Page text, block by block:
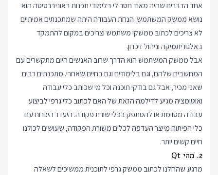
אחד הדברים שהיה מאוד חסר לי בלימודי תכנות באוניברסיטה הוא
נושא ממשק המשתמש. הנחת העבודה היתה שמתכנתים אמיתיים
לא צריכים לכתוב ממשקי משתמש וצריכים במקום להתמקד
באלגוריתמיקה וניהול זיכרון.
אבל ממשק המשתמש הוא הדרך שרוב האנשים היום מתקשרים עם
המחשבים שלהם, וגם בלימודים וגם בחיים שאחרי. מתכנתים רבים
שאני מכיר, אבל גם בודקי תוכנה וכל מי שכותב כלי עבודה
ואוטומציה מגיע לדילמה הזאת של האם לכתוב כלי גרפי לביצוע
עבודה מסוימת או להסתפק בכלי שורת פקודה. היעדר היכרות עם
כלי הפיתוח מייצר העדפה לכלים משורת הפקודה, שעושים לכולנו
חיים קשים יותר.
2. מהי Qt
מרגע שהחלנו לכתוב ממשק גרפי לתוכנית ממשיכים לשאלה